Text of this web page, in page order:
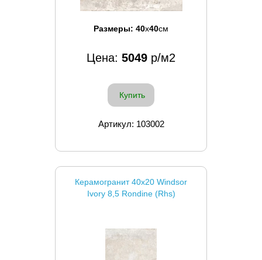
Размеры: 40x40см
Цена: 5049 р/м2
Купить
Артикул: 103002
Керамогранит 40x20 Windsor
Ivory 8,5 Rondine (Rhs)